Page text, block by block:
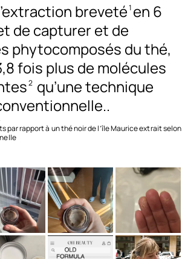
breveté1 en 6
de capturer et de
phytocomposés du thé,
fois plus de molécules
2 qu’une technique
.
par rapport à un thé noir de l’île Maurice extrait selon